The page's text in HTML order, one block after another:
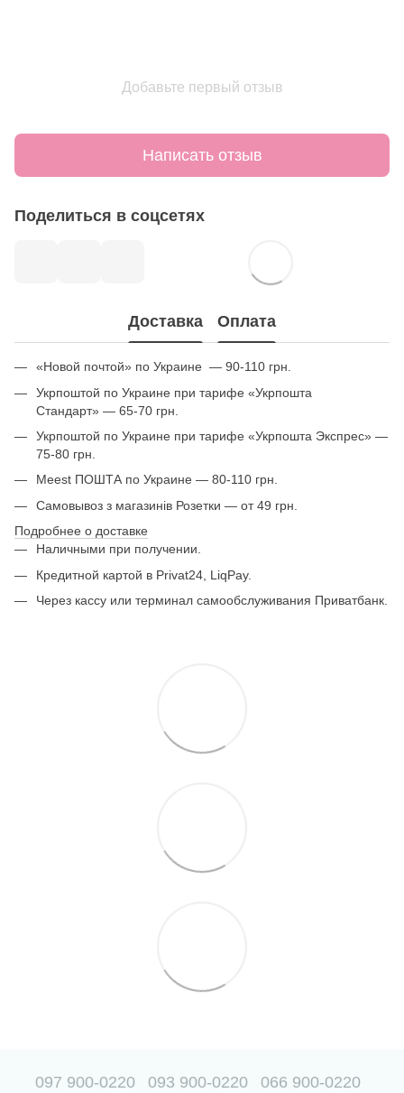
Добавьте первый отзыв
Написать отзыв
Поделиться в соцсетях
Доставка Оплата
«Новой почтой» по Украине — 90-110 грн.
Укрпоштой по Украине при тарифе «Укрпошта
Стандарт» — 65-70 грн.
Укрпоштой по Украине при тарифе «Укрпошта Экспрес» —
75-80 грн.
Meest ПОШТА по Украине — 80-110 грн.
Самовывоз з магазинів Розетки — от 49 грн.
Подробнее о доставке
Наличными при получении.
Кредитной картой в Privat24, LiqPay.
Через кассу или терминал самообслуживания Приватбанк.
097 900-0220 093 900-0220 066 900-0220